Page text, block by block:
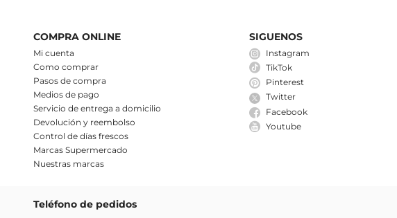
COMPRA ONLINE
Mi cuenta
Como comprar
Pasos de compra
Medios de pago
Servicio de entrega a domicilio
Devolución y reembolso
Control de días frescos
Marcas Supermercado
Nuestras marcas
SIGUENOS
Instagram
TikTok
Pinterest
Twitter
Facebook
Youtube
Teléfono de pedidos